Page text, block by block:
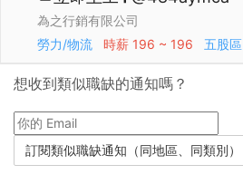
為之行銷有限公司
勞力/物流
時薪 196 ~ 196 五股區
想收到類似職缺的通知嗎？